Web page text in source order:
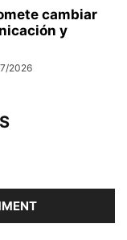
cambiar
y
2026